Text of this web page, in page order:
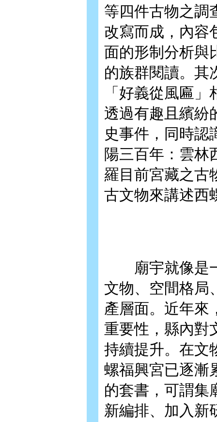
等四件古物之調
改寫而成，內容
面的形制分析與
的族群閱讀。其
「好義從風匾
透過有趣且繽紛
史事件，同時認
陽三百年：雲林
羅目前宮藏之古
古文物來講述西
廟宇就像是一
文物、空間格局
產層面。近年來
重要性，縣內對
持續提升。在文
螺福興宮已逐漸
的套書，可謂集
新編排、加入新